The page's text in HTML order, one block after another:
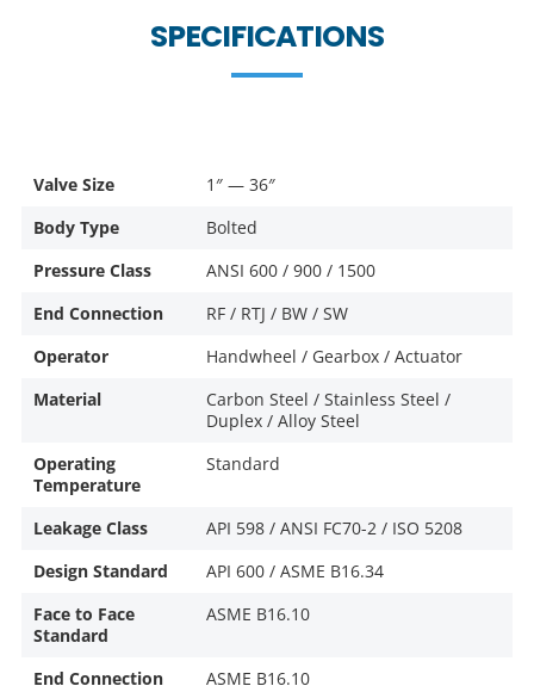
SPECIFICATIONS
Valve Size
1″ — 36″
Body Type
Bolted
Pressure Class
ANSI 600 / 900 / 1500
End Connection
RF / RTJ / BW / SW
Operator
Handwheel / Gearbox / Actuator
Material
Carbon Steel / Stainless Steel /
Duplex / Alloy Steel
Operating
Temperature
Standard
Leakage Class
API 598 / ANSI FC70-2 / ISO 5208
Design Standard
API 600 / ASME B16.34
Face to Face
Standard
ASME B16.10
End Connection ASME B16.10